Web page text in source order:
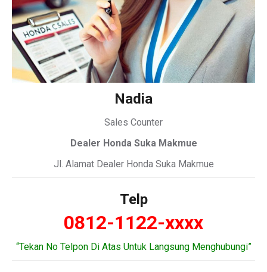
Nadia
Sales Counter
Dealer Honda Suka Makmue
Jl. Alamat Dealer Honda Suka Makmue
Telp
0812-1122-xxxx
“Tekan No Telpon Di Atas Untuk Langsung Menghubungi”